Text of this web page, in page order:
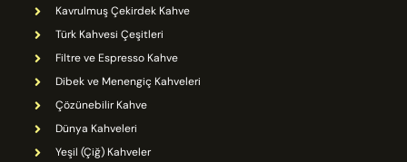
Kavrulmuş Çekirdek Kahve
Türk Kahvesi Çeşitleri
Filtre ve Espresso Kahve
Dibek ve Menengiç Kahveleri
Çözünebilir Kahve
Dünya Kahveleri
Yeşil (Çiğ) Kahveler